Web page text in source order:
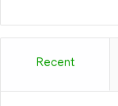
Recent